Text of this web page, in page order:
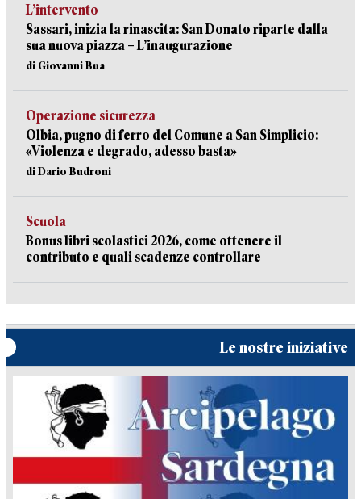
L’intervento
Sassari, inizia la rinascita: San Donato riparte dalla
sua nuova piazza – L’inaugurazione
di Giovanni Bua
Operazione sicurezza
Olbia, pugno di ferro del Comune a San Simplicio:
«Violenza e degrado, adesso basta»
di Dario Budroni
Scuola
Bonus libri scolastici 2026, come ottenere il
contributo e quali scadenze controllare
Le nostre iniziative